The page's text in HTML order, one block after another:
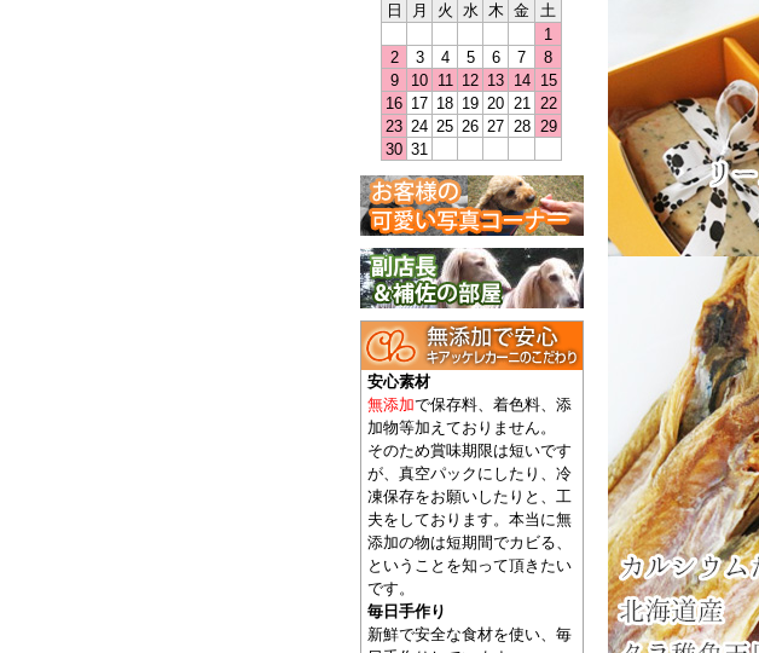
日
月 火 水 木 金 土
1
2
3 4 5 6 7
8
9
10 11 12 13 14
15
16 17 18 19 20 21 22
23 24 25 26 27 28 29
30 31
安心素材
無添加で保存料、着色料、添
加物等加えておりません。
そのため賞味期限は短いです
が、真空パックにしたり、冷
凍保存をお願いしたりと、工
夫をしております。本当に無
添加の物は短期間でカビる、
ということを知って頂きたい
です。
毎日手作り
新鮮で安全な食材を使い、毎